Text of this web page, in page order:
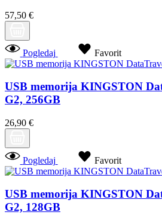
57,50 €
Pogledaj Favorit
USB memorija KINGSTON
G2, 256GB
26,90 €
Pogledaj Favorit
USB memorija KINGSTON
G2, 128GB